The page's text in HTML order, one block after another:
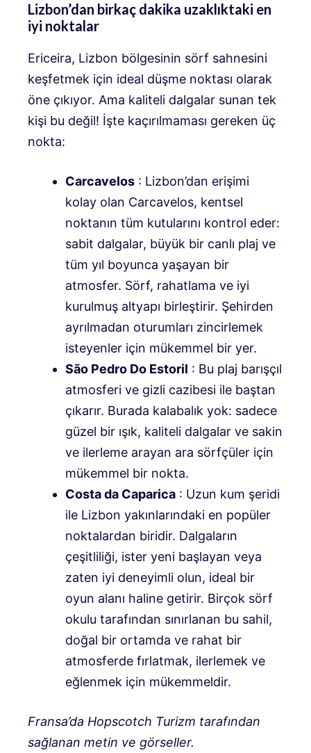
Lizbon’dan birkaç dakika uzaklıktaki en
iyi noktalar
Ericeira, Lizbon bölgesinin sörf sahnesini
keşfetmek için ideal düşme noktası olarak
öne çıkıyor. Ama kaliteli dalgalar sunan tek
kişi bu değil! İşte kaçırılmaması gereken üç
nokta:
Carcavelos : Lizbon’dan erişimi
kolay olan Carcavelos, kentsel
noktanın tüm kutularını kontrol eder:
sabit dalgalar, büyük bir canlı plaj ve
tüm yıl boyunca yaşayan bir
atmosfer. Sörf, rahatlama ve iyi
kurulmuş altyapı birleştirir. Şehirden
ayrılmadan oturumları zincirlemek
isteyenler için mükemmel bir yer.
São Pedro Do Estoril : Bu plaj barışçıl
atmosferi ve gizli cazibesi ile baştan
çıkarır. Burada kalabalık yok: sadece
güzel bir ışık, kaliteli dalgalar ve sakin
ve ilerleme arayan ara sörfçüler için
mükemmel bir nokta.
Costa da Caparica : Uzun kum şeridi
ile Lizbon yakınlarındaki en popüler
noktalardan biridir. Dalgaların
çeşitliliği, ister yeni başlayan veya
zaten iyi deneyimli olun, ideal bir
oyun alanı haline getirir. Birçok sörf
okulu tarafından sınırlanan bu sahil,
doğal bir ortamda ve rahat bir
atmosferde fırlatmak, ilerlemek ve
eğlenmek için mükemmeldir.
Fransa’da Hopscotch Turizm tarafından
sağlanan metin ve görseller.